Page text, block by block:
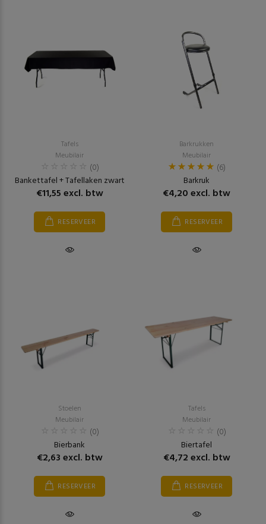
Tafels
Meubilair
(0)
Bankettafel + Tafellaken zwart
€11,55 excl. btw
RESERVEER
Barkrukken
Meubilair
(6)
Barkruk
€4,20 excl. btw
RESERVEER
Stoelen
Meubilair
(0)
Bierbank
€2,63 excl. btw
RESERVEER
Tafels
Meubilair
(0)
Biertafel
€4,72 excl. btw
RESERVEER